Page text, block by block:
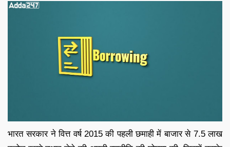
भारत सरकार ने वित्त वर्ष 2015 की पहली छमाही में बाजार से 7.5 लाख